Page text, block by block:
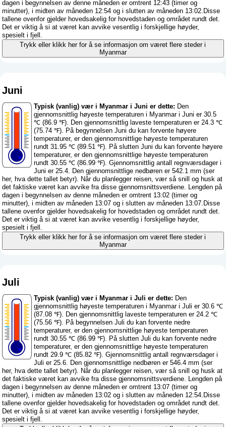
dagen i begynnelsen av denne måneden er omtrent 12:43 (timer og
minutter), i midten av måneden 12:54 og i slutten av måneden 13:02.Disse
tallene ovenfor gjelder hovedsakelig for hovedstaden og området rundt det.
Det er viktig å si at været kan avvike vesentlig i forskjellige høyder,
spesielt i fjell.
Trykk eller klikk her for å se informasjon om været flere steder i
Myanmar
Juni
Typisk (vanlig) vær i Myanmar i Juni er dette: Den
gjennomsnittlig høyeste temperaturen i Myanmar i Juni er 30.5
℃ (86.9 ℉). Den gjennomsnittlig laveste temperaturen er 24.3 ℃
(75.74 ℉). På begynnelsen Juni du kan forvente høyere
temperaturer, er den gjennomsnittlige høyeste temperaturen
rundt 31.95 ℃ (89.51 ℉). På slutten Juni du kan forvente høyere
temperaturer, er den gjennomsnittlige høyeste temperaturen
rundt 30.55 ℃ (86.99 ℉). Gjennomsnittlig antall regnværsdager i
Juni er 25.4. Den gjennomsnittlige nedbøren er 542.1 mm (ser
her, hva dette tallet betyr). Når du planlegger reisen, vær så snill og husk at
det faktiske været kan avvike fra disse gjennomsnittsverdiene. Lengden på
dagen i begynnelsen av denne måneden er omtrent 13:02 (timer og
minutter), i midten av måneden 13:07 og i slutten av måneden 13:07.Disse
tallene ovenfor gjelder hovedsakelig for hovedstaden og området rundt det.
Det er viktig å si at været kan avvike vesentlig i forskjellige høyder,
spesielt i fjell.
Trykk eller klikk her for å se informasjon om været flere steder i
Myanmar
Juli
Typisk (vanlig) vær i Myanmar i Juli er dette: Den
gjennomsnittlig høyeste temperaturen i Myanmar i Juli er 30.6 ℃
(87.08 ℉). Den gjennomsnittlig laveste temperaturen er 24.2 ℃
(75.56 ℉). På begynnelsen Juli du kan forvente nedre
temperaturer, er den gjennomsnittlige høyeste temperaturen
rundt 30.55 ℃ (86.99 ℉). På slutten Juli du kan forvente nedre
temperaturer, er den gjennomsnittlige høyeste temperaturen
rundt 29.9 ℃ (85.82 ℉). Gjennomsnittlig antall regnværsdager i
Juli er 25.6. Den gjennomsnittlige nedbøren er 546.4 mm (ser
her, hva dette tallet betyr). Når du planlegger reisen, vær så snill og husk at
det faktiske været kan avvike fra disse gjennomsnittsverdiene. Lengden på
dagen i begynnelsen av denne måneden er omtrent 13:07 (timer og
minutter), i midten av måneden 13:02 og i slutten av måneden 12:54.Disse
tallene ovenfor gjelder hovedsakelig for hovedstaden og området rundt det.
Det er viktig å si at været kan avvike vesentlig i forskjellige høyder,
spesielt i fjell.